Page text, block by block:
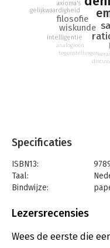
wiskunde
filosofie
gelijkwaardigheid
axioma's
tegenstellingen
analogieën
intelligentie
Specificaties
ISBN13:
Taal:
Bindwijze:
Uitgever:
Verschijningsdatum:
11-
Lezersrecensies
Wees de eerste die